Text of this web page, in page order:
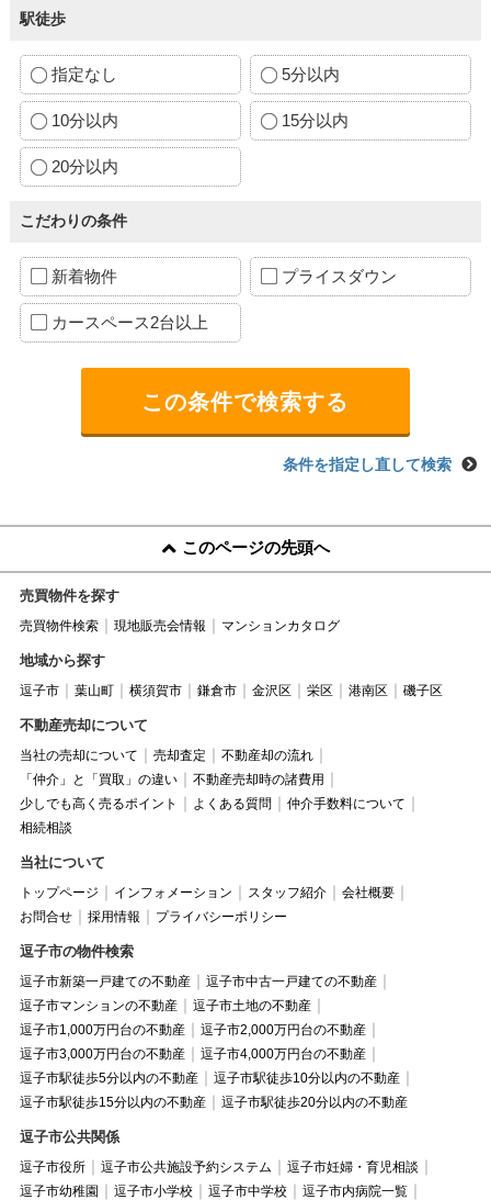
駅徒歩
指定なし 5分以内
10分以内 15分以内
20分以内
こだわりの条件
新着物件 プライスダウン
カースペース2台以上
条件を指定し直して検索
このページの先頭へ
売買物件を探す
売買物件検索 現地販売会情報 マンションカタログ
地域から探す
逗子市 葉山町 横須賀市 鎌倉市 金沢区 栄区 港南区 磯子区
不動産売却について
当社の売却について 売却査定
不動産却の流れ
「仲介」と「買取」の違い
不動産売却時の諸費用
少しでも高く売るポイント
よくある質問
仲介手数料について
相続相談
当社について
トップページ インフォメーション スタッフ紹介
会社概要
お問合せ
採用情報 プライバシーポリシー
逗子市の物件検索
逗子市新築一戸建ての不動産
逗子市中古一戸建ての不動産
逗子市マンションの不動産
逗子市土地の不動産
逗子市1,000万円台の不動産
逗子市2,000万円台の不動産
逗子市3,000万円台の不動産
逗子市4,000万円台の不動産
逗子市駅徒歩5分以内の不動産
逗子市駅徒歩10分以内の不動産
逗子市駅徒歩15分以内の不動産
逗子市駅徒歩20分以内の不動産
逗子市公共関係
逗子市役所 逗子市公共施設予約システム
逗子市妊婦・育児相談
逗子市幼稚園
逗子市小学校 逗子市中学校
逗子市内病院一覧